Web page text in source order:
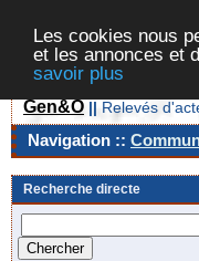
Les cookies nous
et les annonces et
savoir plus
Gen&O || Relevés
Navigation ::
Recherche directe